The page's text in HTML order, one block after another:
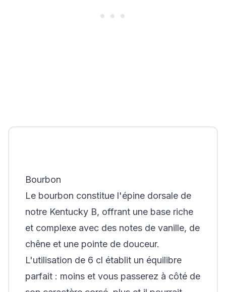
Bourbon
Le bourbon constitue l'épine dorsale de
notre Kentucky B, offrant une base riche
et complexe avec des notes de vanille, de
chêne et une pointe de douceur.
L'utilisation de 6 cl établit un équilibre
parfait : moins et vous passerez à côté de